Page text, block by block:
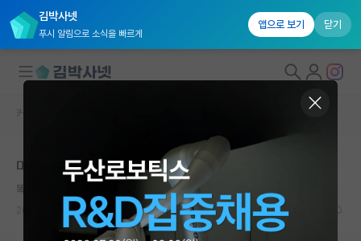
김박사넷
푸시 알림으로 소식을 빠르게
앱으로 보기 닫기
국내대학원 정보
연구실&오픈랩
커뮤니티
커뮤니티 홈
미국 박사 or 국내 박사 고민..
똑똑한 마르틴 하이데거
2024.02.20 15 3196